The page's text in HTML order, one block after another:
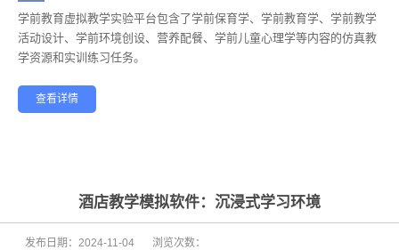
——
学前教育虚拟教学实验平台包含了学前保育学、学前教育学、学前教学
活动设计、学前环境创设、营养配餐、学前儿童心理学等内容的仿真教
学资源和实训练习任务。
查看详情
健康养老
酒店教学模拟软件：沉浸式学习环境
发布日期： 2024-11-04 浏览次数：